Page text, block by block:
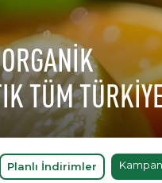
TÜM
Planlı İndirimler